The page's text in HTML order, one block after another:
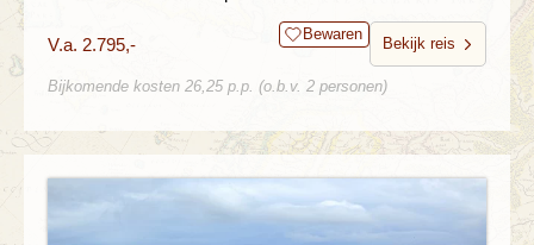
V.a. 2.795,- Bewaren
Bekijk reis
Bijkomende kosten 26,25 p.p. (o.b.v. 2 personen)